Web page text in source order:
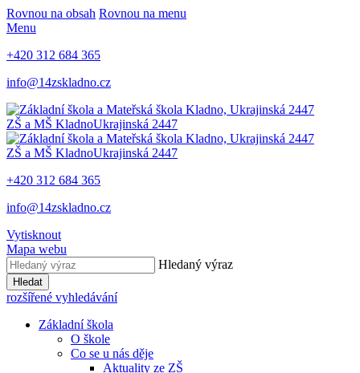
Rovnou na obsah Rovnou na menu
Menu
+420 312 684 365
info@14zskladno.cz
ZŠ a MŠ KladnoUkrajinská 2447
ZŠ a MŠ KladnoUkrajinská 2447
+420 312 684 365
info@14zskladno.cz
Vytisknout
Mapa webu
Hledaný výraz
Hledat
rozšířené vyhledávání
Základní škola
O škole
Co se u nás děje
Aktuality ze ZŠ